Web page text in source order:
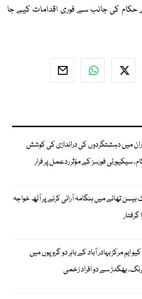
حکام کی جانب سے فوری اقدامات کیے جا
میں دہشتگردوں کی دراندازی کی کوشش
سیکیورٹی فورسز کے مؤثر ردعمل پر فرار
بیسن تھانے میں ہنگامہ آرائی کرنے پر آٹھ خواجہ
گرفتار
کیو ایم مرکز بہادر آباد کے باہر دو گروپوں میں
بھگدڑ سے دو افراد زخمی